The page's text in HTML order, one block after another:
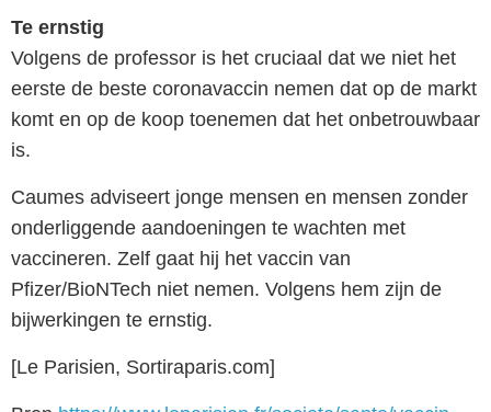
Te ernstig
Volgens de professor is het cruciaal dat we niet het
eerste de beste coronavaccin nemen dat op de markt
komt en op de koop toenemen dat het onbetrouwbaar
is.
Caumes adviseert jonge mensen en mensen zonder
onderliggende aandoeningen te wachten met
vaccineren. Zelf gaat hij het vaccin van
Pfizer/BioNTech niet nemen. Volgens hem zijn de
bijwerkingen te ernstig.
[Le Parisien, Sortiraparis.com]